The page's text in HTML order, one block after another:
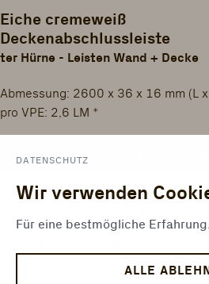
Eiche cremeweiß
Deckenabschlussleiste
ter Hürne - Leisten Wand + Decke
Abmessung: 2600 x 36 x 16 mm (L x
pro VPE: 2,6 LM *
DATENSCHUTZ
Wir verwenden
Für eine bestmögliche Erfahrung.
ALLE